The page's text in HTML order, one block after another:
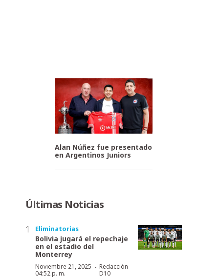
Alan Núñez fue presentado
en Argentinos Juniors
Últimas Noticias
Eliminatorias
Bolivia jugará el repechaje
en el estadio del
Monterrey
Noviembre 21, 2025
04:52 p. m.
· Redacción
D10